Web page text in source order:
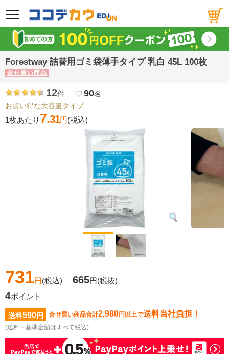
メニュー
Forestway 詰替用ゴミ袋薄手タイプ 乳白 45L 100枚
合せ買い商品
12件 favorite_border90名
お買い得な大容量タイプ
1枚あたり 7.31円(税込)
731円(税込) 665円(税抜)
4ポイント
送料590円 合せ買い商品合計2,980円以上で送料当社負担！
(送料・基準金額はすべて税込)